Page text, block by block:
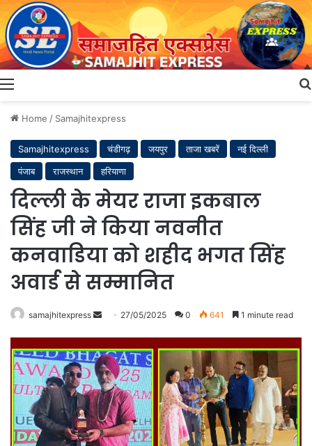
Menu
Home / Samajhitexpress
Samajhitexpress चंडीगढ़ जयपुर ताजा खबरें
नई दिल्ली
पंजाब
राजस्थान हरियाणा
दिल्ली के मेयर राजा इकबाल
सिंह जी ने किया नवनीत
कनवाडिया को शहीद भगत सिंह
अवार्ड से सम्मानित
samajhitexpress
Send
email
27/05/2025 0 641 1 minute read